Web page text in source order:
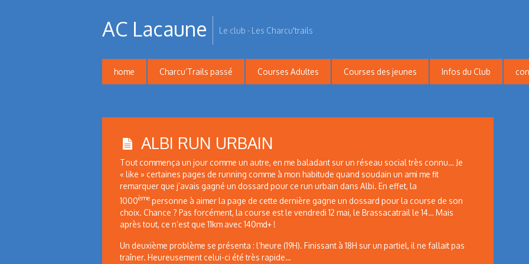
AC Lacaune Le club - Les Charcu'trails
home Charcu’Trails passé Courses Adultes Courses des jeunes Infos du Club
ALBI RUN URBAIN
Tout commença un jour comme un autre, en me baladant sur un réseau social très connu… Je
« like » certaines pages de running comme à mon habitude quand soudain un ami me fit
remarquer que j’avais gagné un dossard pour ce run urbain dans Albi. En effet, la
1000èmepersonne à aimer la page de cette dernière gagne un dossard pour la course de son
choix. Chance ? Pas forcément, la course est le vendredi 12 mai, le Brassacatrail le 14… Mais
après tout, ce n’est que 11km avec 140md+ !
Un deuxième problème se présenta : l’heure (19H). Finissant à 18H sur un partiel, il ne fallait pas
traîner. Heureusement celui-ci été très rapide…